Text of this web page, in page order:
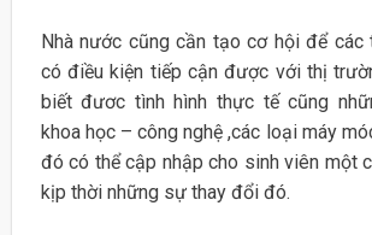
Nhà nước cũng cần tạo cơ hội để
có điều kiện tiếp cận được với thị
biết đươc tình hình thực tế cũng
khoa học – công nghệ ,các loại máy
đó có thể cập nhập cho sinh viên một
kịp thời những sự thay đổi đó.